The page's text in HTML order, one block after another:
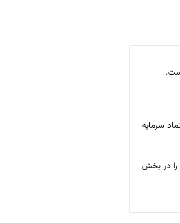
سرمایه
را در بخش